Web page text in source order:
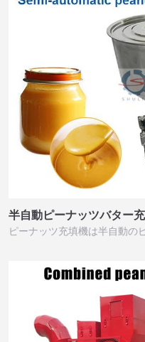
半自動ピーナッツバター
ピーナッツ充填機は半自動の